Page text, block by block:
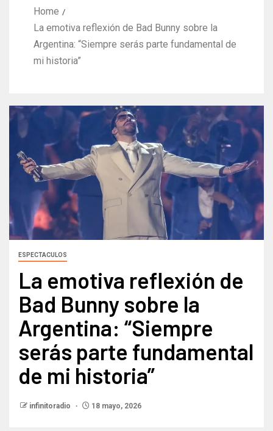
Home
La emotiva reflexión de Bad Bunny sobre la
Argentina: “Siempre serás parte fundamental de
mi historia”
ESPECTACULOS
La emotiva reflexión de
Bad Bunny sobre la
Argentina: “Siempre
serás parte fundamental
de mi historia”
infinitoradio 18 mayo, 2026